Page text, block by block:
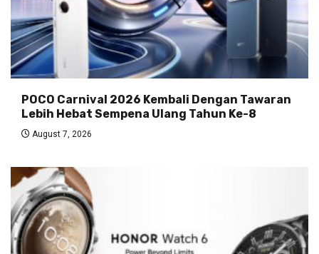
POCO Carnival 2026 Kembali Dengan Tawaran
Lebih Hebat Sempena Ulang Tahun Ke-8
August 7, 2026